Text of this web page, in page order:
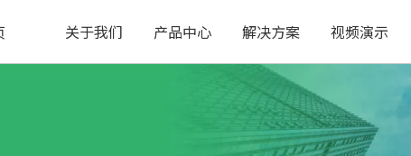
关于我们 产品中心 解决方案 视频演示